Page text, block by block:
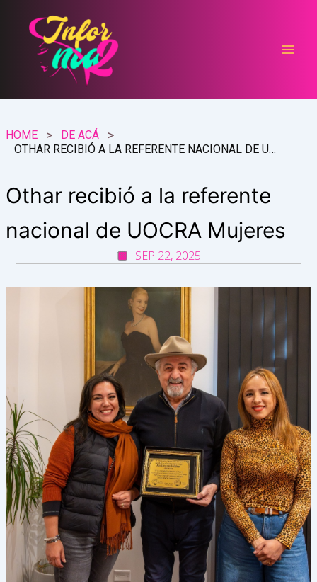
contenido
HOME
DE ACÁ
OTHAR RECIBIÓ A LA REFERENTE NACIONAL DE UOCRA MUJERES
Othar recibió a la referente
nacional de UOCRA Mujeres
SEP 22, 2025